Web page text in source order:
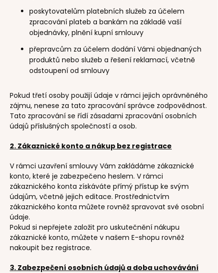
poskytovatelům platebních služeb za účelem
zpracování plateb a bankám na základě vaší
objednávky, plnění kupní smlouvy
přepravcům za účelem dodání Vámi objednaných
produktů nebo služeb a řešení reklamací, včetně
odstoupení od smlouvy
Pokud třetí osoby použijí údaje v rámci jejich oprávněného
zájmu, nenese za tato zpracování správce zodpovědnost.
Tato zpracování se řídí zásadami zpracování osobních
údajů příslušných společností a osob.
2. Zákaznické konto a nákup bez registrace
V rámci uzavření smlouvy Vám zakládáme zákaznické
konto, které je zabezpečeno heslem. V rámci
zákaznického konta získáváte přímý přístup ke svým
údajům, včetně jejich editace. Prostřednictvím
zákaznického konta můžete rovněž spravovat své osobní
údaje.
Pokud si nepřejete založit pro uskutečnění nákupu
zákaznické konto, můžete v našem E-shopu rovněž
nakoupit bez registrace.
3. Zabezpečení osobních údajů a doba uchovávání